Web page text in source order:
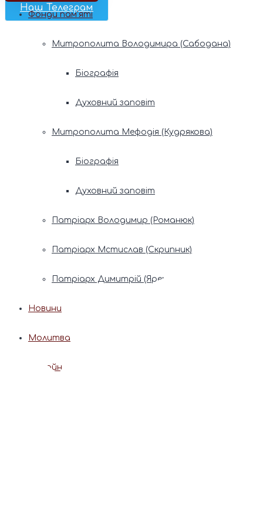
Наш Телеграм
Фонди пам’яті
Митрополита Володимира (Сабодана)
Біографія
Духовний заповіт
Митрополита Мефодія (Кудрякова)
Біографія
Духовний заповіт
Патріарх Володимир (Романюк)
Патріарх Мстислав (Скрипник)
Патріарх Димитрій (Ярема)
Новини
Молитва
Онлайн послуги